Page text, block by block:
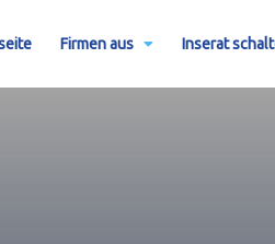
Firmen aus Inserat